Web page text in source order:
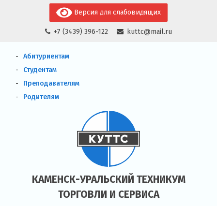
+7 (3439) 396-122 kuttc@mail.ru
Версия для слабовидящих
КАМЕНСК-УРАЛЬСКИЙ ТЕХНИКУМ
ТОРГОВЛИ И СЕРВИСА
Абитуриентам
Студентам
Преподавателям
Родителям